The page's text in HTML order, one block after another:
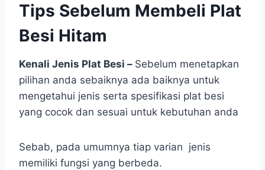
Tips Sebelum Membeli Plat
Besi Hitam
Kenali Jenis Plat Besi – Sebelum menetapkan
pilihan anda sebaiknya ada baiknya untuk
mengetahui jenis serta spesifikasi plat besi
yang cocok dan sesuai untuk kebutuhan anda
Sebab, pada umumnya tiap varian jenis
memiliki fungsi yang berbeda.